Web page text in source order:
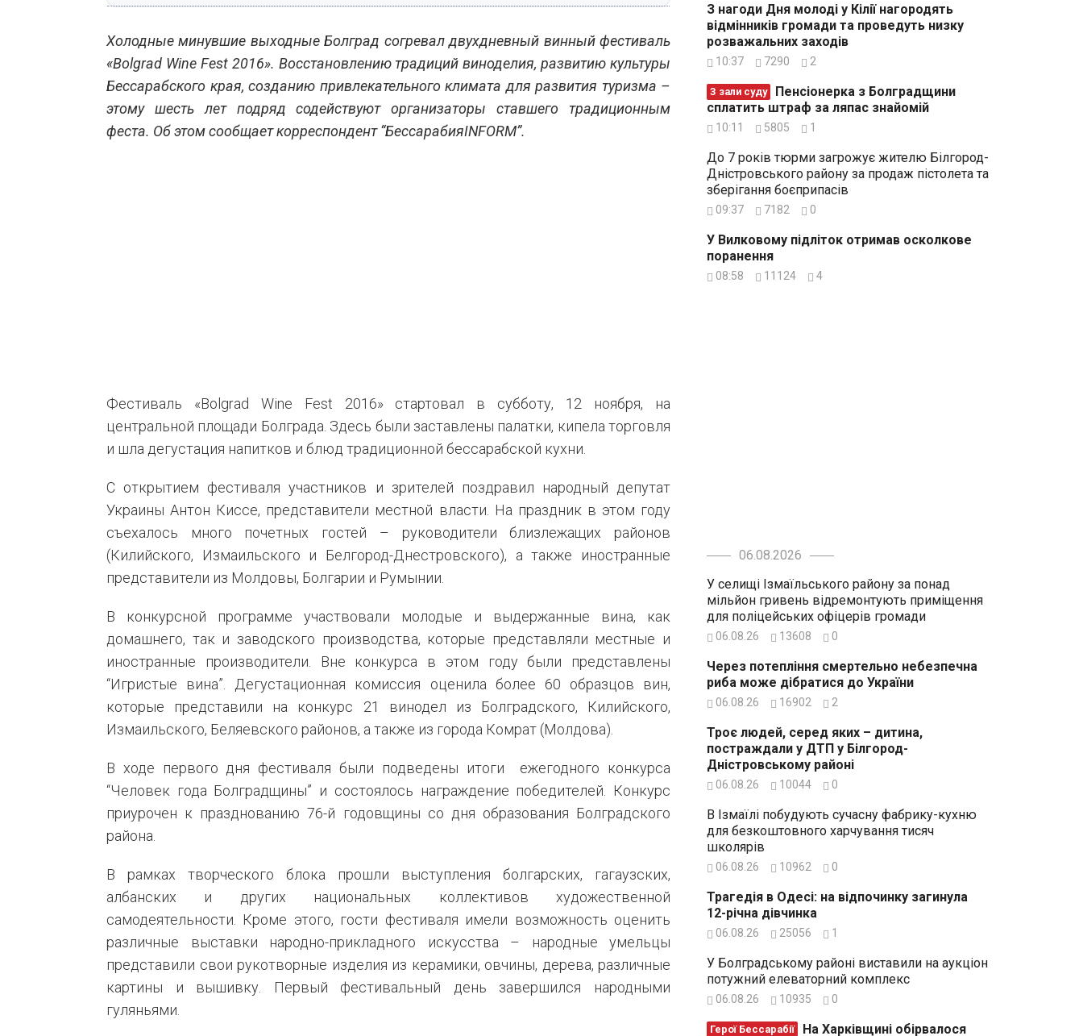
Холодные минувшие выходные Болград согревал двухдневный винный фестиваль
«Bolgrad Wine Fest 2016». Восстановлению традиций виноделия, развитию культуры
Бессарабского края, созданию привлекательного климата для развития туризма –
этому шесть лет подряд содействуют организаторы ставшего традиционным
феста. Об этом сообщает корреспондент “БессарабияINFORM”.
Фестиваль «Bolgrad Wine Fest 2016» стартовал в субботу, 12 ноября, на
центральной площади Болграда. Здесь были заставлены палатки, кипела торговля
и шла дегустация напитков и блюд традиционной бессарабской кухни.
С открытием фестиваля участников и зрителей поздравил народный депутат
Украины Антон Киссе, представители местной власти. На праздник в этом году
съехалось много почетных гостей – руководители близлежащих районов
(Килийского, Измаильского и Белгород-Днестровского), а также иностранные
представители из Молдовы, Болгарии и Румынии.
В конкурсной программе участвовали молодые и выдержанные вина, как
домашнего, так и заводского производства, которые представляли местные и
иностранные производители. Вне конкурса в этом году были представлены
“Игристые вина”. Дегустационная комиссия оценила более 60 образцов вин,
которые представили на конкурс 21 винодел из Болградского, Килийского,
Измаильского, Беляевского районов, а также из города Комрат (Молдова).
В ходе первого дня фестиваля были подведены итоги ежегодного конкурса
“Человек года Болградщины” и состоялось награждение победителей. Конкурс
приурочен к празднованию 76-й годовщины со дня образования Болградского
района.
В рамках творческого блока прошли выступления болгарских, гагаузских,
албанских и других национальных коллективов художественной
самодеятельности. Кроме этого, гости фестиваля имели возможность оценить
различные выставки народно-прикладного искусства – народные умельцы
представили свои рукотворные изделия из керамики, овчины, дерева, различные
картины и вышивку. Первый фестивальный день завершился народными
гуляньями.
З нагоди Дня молоді у Кілії нагородять
відмінників громади та проведуть низку
розважальних заходів
10:37 7290 2
З зали суду
сплатить штраф за ляпас знайомій
10:11 5805 1
До 7 років тюрми загрожує жителю Білгород-
Дністровського району за продаж пістолета та
зберігання боєприпасів
09:37 7182 0
У Вилковому підліток отримав осколкове
поранення
08:58 11124 4
06.08.2026
У селищі Ізмаїльського району за понад
мільйон гривень відремонтують приміщення
для поліцейських офіцерів громади
06.08.26 13608 0
Через потепління смертельно небезпечна
риба може дібратися до України
06.08.26 16902 2
Троє людей, серед яких – дитина,
постраждали у ДТП у Білгород-
Дністровському районі
06.08.26 10044 0
В Ізмаїлі побудують сучасну фабрику-кухню
для безкоштовного харчування тисяч
школярів
06.08.26 10962 0
Трагедія в Одесі: на відпочинку загинула
12-річна дівчинка
06.08.26 25056 1
У Болградському районі виставили на аукціон
потужний елеваторний комплекс
06.08.26 10935 0
Герої Бессарабії